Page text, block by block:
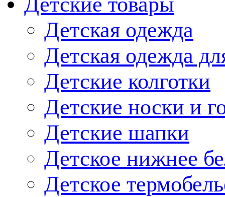
Детская одежда
Детская одежда
Детские колготки
Детские носки и
Детские шапки
Детское нижнее
Детское